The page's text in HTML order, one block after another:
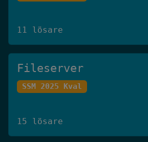
11 lösare
Fileserver
SSM 2025 Kval
15 lösare